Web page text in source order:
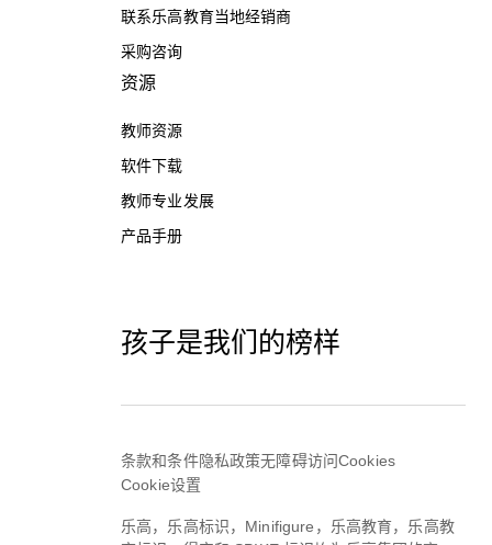
联系乐高教育当地经销商
采购咨询
资源
教师资源
软件下载
教师专业发展
产品手册
孩子是我们的榜样
条款和条件隐私政策无障碍访问Cookies
Cookie设置
乐高，乐高标识，Minifigure，乐高教育，乐高教